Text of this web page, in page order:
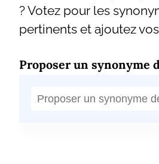
? Votez pour les
pertinents et ajoutez
Proposer un synonyme